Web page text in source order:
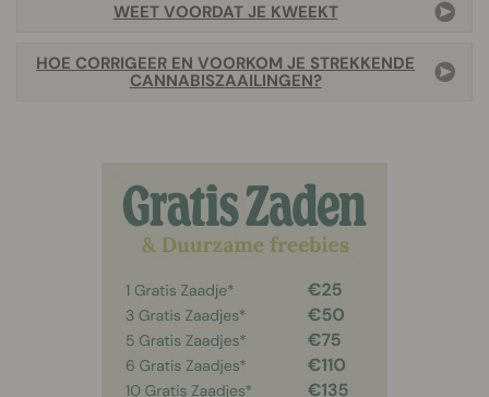
WEET VOORDAT JE KWEEKT
HOE CORRIGEER EN VOORKOM JE STREKKENDE
CANNABISZAAILINGEN?